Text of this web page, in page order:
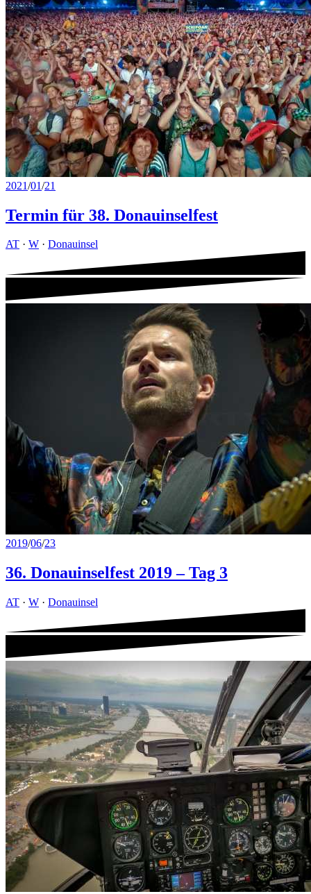
2021/01/21
Termin für 38. Donauinselfest
AT · W · Donauinsel
2019/06/23
36. Donauinselfest 2019 – Tag 3
AT · W · Donauinsel